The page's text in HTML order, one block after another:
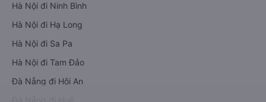
Hà Nội đi Ninh Bình
Hà Nội đi Hạ Long
Hà Nội đi Sa Pa
Hà Nội đi Tam Đảo
Đà Nẵng đi Hội An